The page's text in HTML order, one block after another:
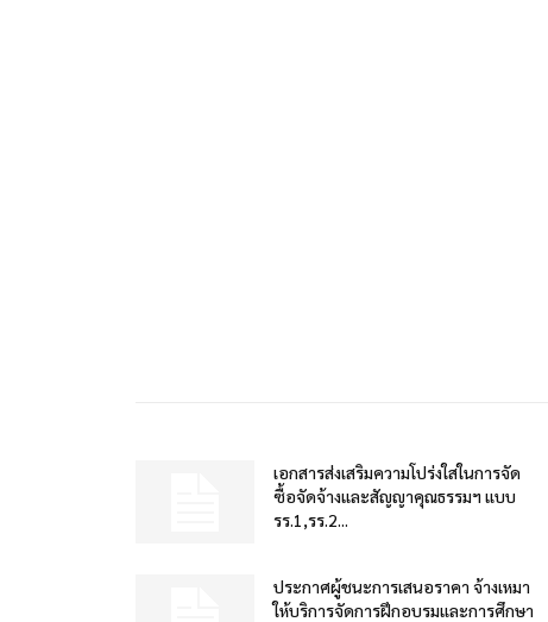
เอกสารส่งเสริมความโปร่งใสในการจัด
ซื้อจัดจ้างและสัญญาคุณธรรมฯ แบบ
รร.1,รร.2...
ประกาศผู้ชนะการเสนอราคา จ้างเหมา
ให้บริการจัดการฝึกอบรมและการศึกษา